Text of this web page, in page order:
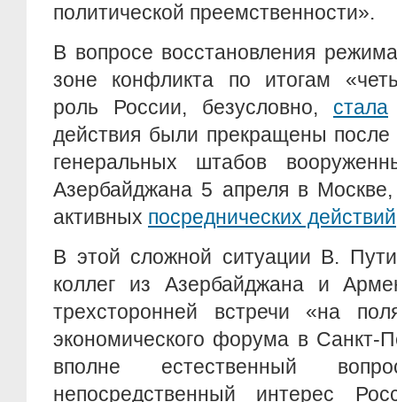
политической преемственности».
В вопросе восстановления
зоне конфликта по итогам
роль России, безусловно, стала
действия были прекращены после
генеральных штабов
Азербайджана 5 апреля в
активных посреднических действий
В этой сложной ситуации В.
коллег из Азербайджана и
трехсторонней встречи «на
экономического форума в Санкт-
вполне естественный
непосредственный интерес